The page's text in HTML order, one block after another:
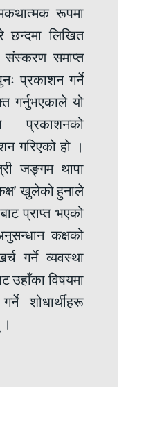
रूपमा
छन्दमा लिखित
संस्करण समाप्त
प्रकाशन गर्ने
गर्नुभएकाले यो
प्रकाशनको
गरिएको हो ।
जङ्गम थापा
खुलेको हुनाले
प्राप्त भएको
कक्षको
गर्ने व्यवस्था
उहाँका विषयमा
शोधार्थीहरू